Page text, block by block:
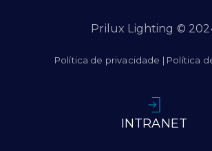
Prilux Lighting ©
Política de privacidade | Política
INTRANET